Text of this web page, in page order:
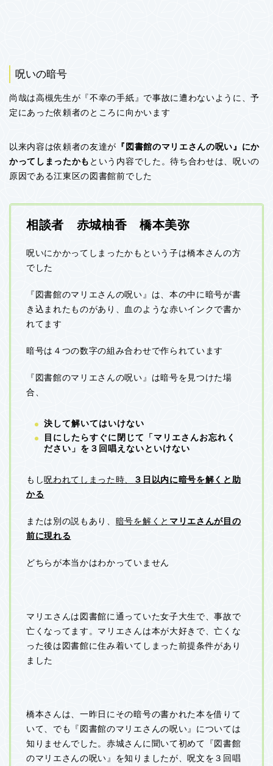
呪いの暗号
尚哉は高槻先生が『不幸の手紙』で事故に遭わないように、予
定にあった依頼者のところに向かいます
以来内容は依頼者の友達が 『図書館のマリエさんの呪い』にか
かってしまったかも という内容でした。待ち合わせは、呪いの
原因である江東区の図書館前でした
相談者 赤城柚香 橋本美弥
呪いにかかってしまったかもという子は橋本さんの方
でした
『図書館のマリエさんの呪い』は、本の中に暗号が書
き込まれたものがあり、血のような赤いインクで書か
れてます
暗号は４つの数字の組み合わせで作られています
『図書館のマリエさんの呪い』は暗号を見つけた場
合、
決して解いてはいけない
目にしたらすぐに閉じて「マリエさんお忘れく
ださい」を３回唱えないといけない
もし 呪われてしまった時、
３日以内に暗号を解くと助
かる
または別の説もあり、 暗号を解くと マリエさんが目の
前に現れる
どちらが本当かはわかっていません
マリエさんは図書館に通っていた女子大生で、事故で
亡くなってます。マリエさんは本が大好きで、亡くな
った後は図書館に住み着いてしまった前提条件があり
ました
橋本さんは、一昨日にその暗号の書かれた本を借りて
いて、でも『図書館のマリエさんの呪い』については
知りませんでした。赤城さんに聞いて初めて『図書館
のマリエさんの呪い』を知りましたが、呪文を３回唱